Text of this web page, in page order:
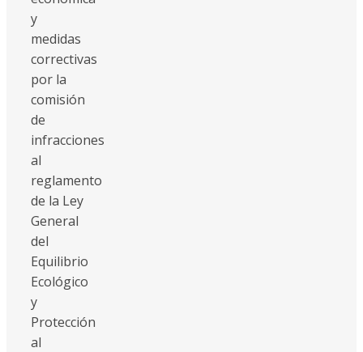
y
medidas
correctivas
por la
comisión
de
infracciones
al
reglamento
de la Ley
General
del
Equilibrio
Ecológico
y
Protección
al